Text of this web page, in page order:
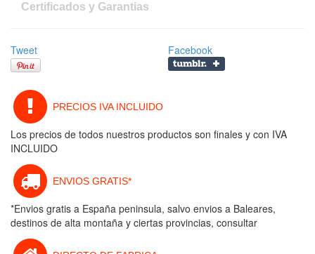
Certificados y Garantias
Tweet Facebook
PRECIOS IVA INCLUIDO
Los precios de todos nuestros productos son finales y con IVA
INCLUIDO
ENVIOS GRATIS*
*Envios gratis a España peninsula, salvo envios a Baleares,
destinos de alta montaña y ciertas provincias, consultar